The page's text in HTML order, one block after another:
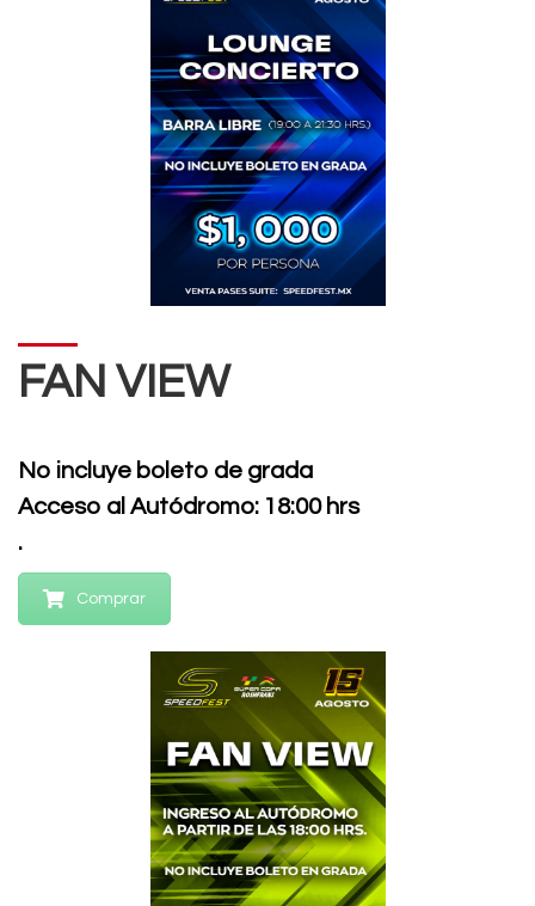
FAN VIEW
No incluye boleto de grada
Acceso al Autódromo: 18:00 hrs
.
Comprar